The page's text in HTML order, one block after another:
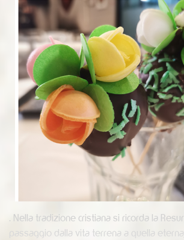
. Nella tradizione cristiana si ricorda la
passaggio dalla vita terrena a quella